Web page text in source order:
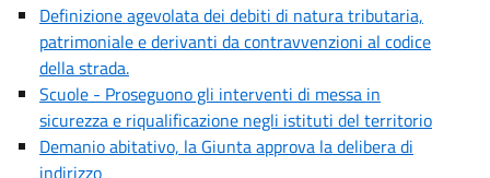
Definizione agevolata dei debiti di natura tributaria,
patrimoniale e derivanti da contravvenzioni al codice
della strada.
Scuole - Proseguono gli interventi di messa in
sicurezza e riqualificazione negli istituti del territorio
Demanio abitativo, la Giunta approva la delibera di
indirizzo